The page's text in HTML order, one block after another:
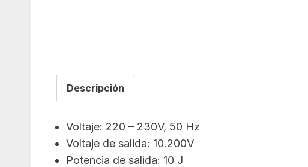
Descripción
Voltaje: 220 – 230V, 50 Hz
Voltaje de salida: 10.200V
Potencia de salida: 10 J